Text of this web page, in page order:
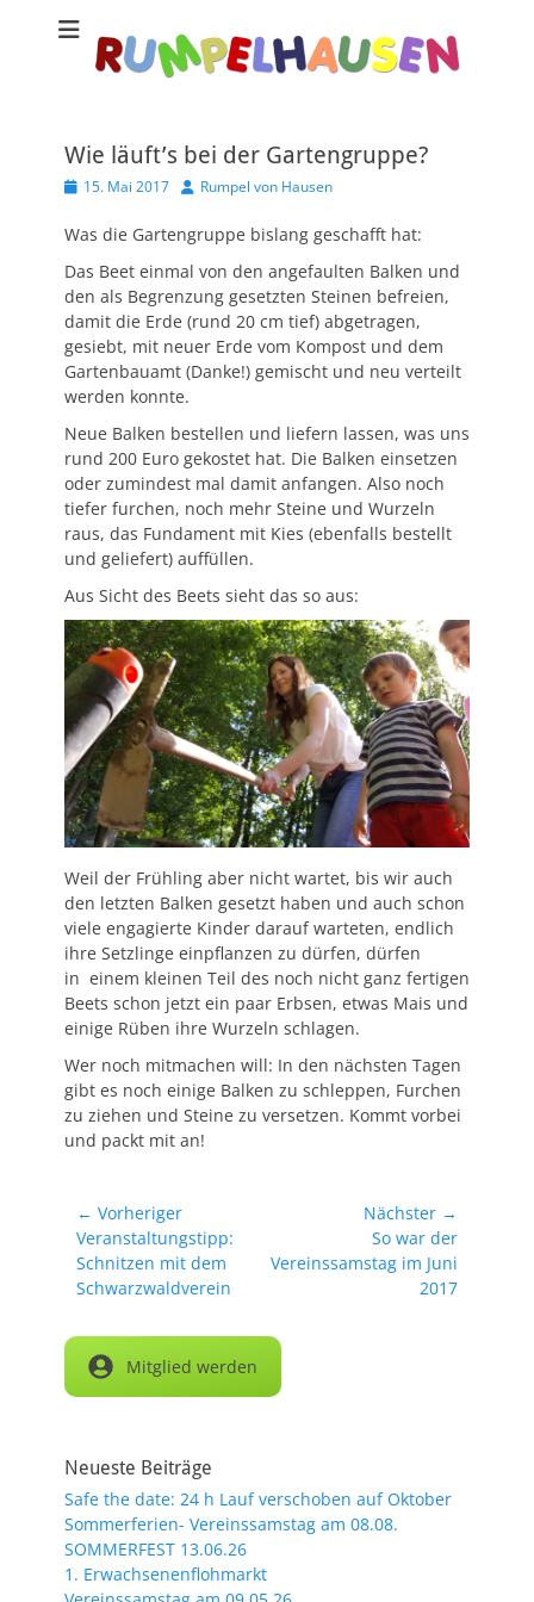
Wie läuft’s bei der Gartengruppe?
Veröffentlicht
15. Mai 2017 AutorRumpel von Hausen
Was die Gartengruppe bislang geschafft hat:
Das Beet einmal von den angefaulten Balken und
den als Begrenzung gesetzten Steinen befreien,
damit die Erde (rund 20 cm tief) abgetragen,
gesiebt, mit neuer Erde vom Kompost und dem
Gartenbauamt (Danke!) gemischt und neu verteilt
werden konnte.
Neue Balken bestellen und liefern lassen, was uns
rund 200 Euro gekostet hat. Die Balken einsetzen
oder zumindest mal damit anfangen. Also noch
tiefer furchen, noch mehr Steine und Wurzeln
raus, das Fundament mit Kies (ebenfalls bestellt
und geliefert) auffüllen.
Aus Sicht des Beets sieht das so aus:
Weil der Frühling aber nicht wartet, bis wir auch
den letzten Balken gesetzt haben und auch schon
viele engagierte Kinder darauf warteten, endlich
ihre Setzlinge einpflanzen zu dürfen, dürfen
in einem kleinen Teil des noch nicht ganz fertigen
Beets schon jetzt ein paar Erbsen, etwas Mais und
einige Rüben ihre Wurzeln schlagen.
Wer noch mitmachen will: In den nächsten Tagen
gibt es noch einige Balken zu schleppen, Furchen
zu ziehen und Steine zu versetzen. Kommt vorbei
und packt mit an!
Beitragsnavigation
← Vorheriger
Vorheriger
Beitrag:
Veranstaltungstipp:
Schnitzen mit dem
Schwarzwaldverein
Nächster →
Beitrag:
So war der
Vereinssamstag im Juni
2017
Mitglied werden
Neueste Beiträge
Safe the date: 24 h Lauf verschoben auf Oktober
Sommerferien- Vereinssamstag am 08.08.
SOMMERFEST 13.06.26
1. Erwachsenenflohmarkt